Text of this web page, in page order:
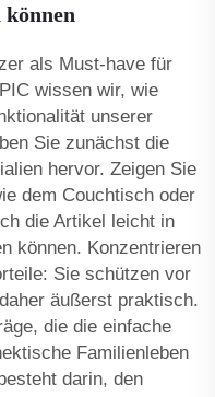
als Must-have für
wissen wir, wie
unserer
Sie zunächst die
hervor. Zeigen Sie
dem Couchtisch oder
die Artikel leicht in
können. Konzentrieren
Sie schützen vor
äußerst praktisch.
die die einfache
Familienleben
darin, den